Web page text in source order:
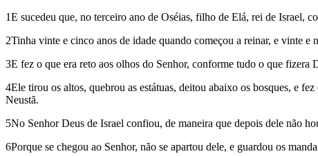
1E sucedeu que, no terceiro ano de Oséias, filho de Elá, rei de Israel,
2Tinha vinte e cinco anos de idade quando começou a reinar, e vinte
3E fez o que era reto aos olhos do Senhor, conforme tudo o que fizera
4Ele tirou os altos, quebrou as estátuas, deitou abaixo os bosques, e
Neustã.
5No Senhor Deus de Israel confiou, de maneira que depois dele não
6Porque se chegou ao Senhor, não se apartou dele, e guardou os